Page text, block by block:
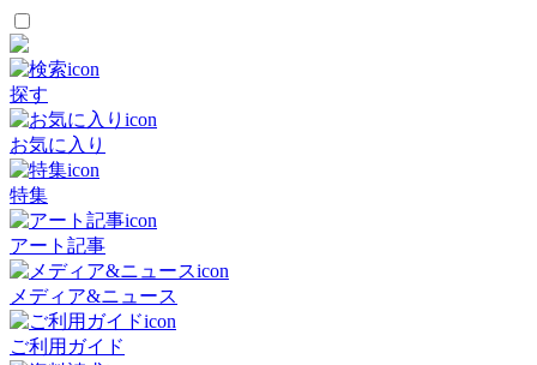
探す
お気に入り
特集
アート記事
メディア&ニュース
ご利用ガイド